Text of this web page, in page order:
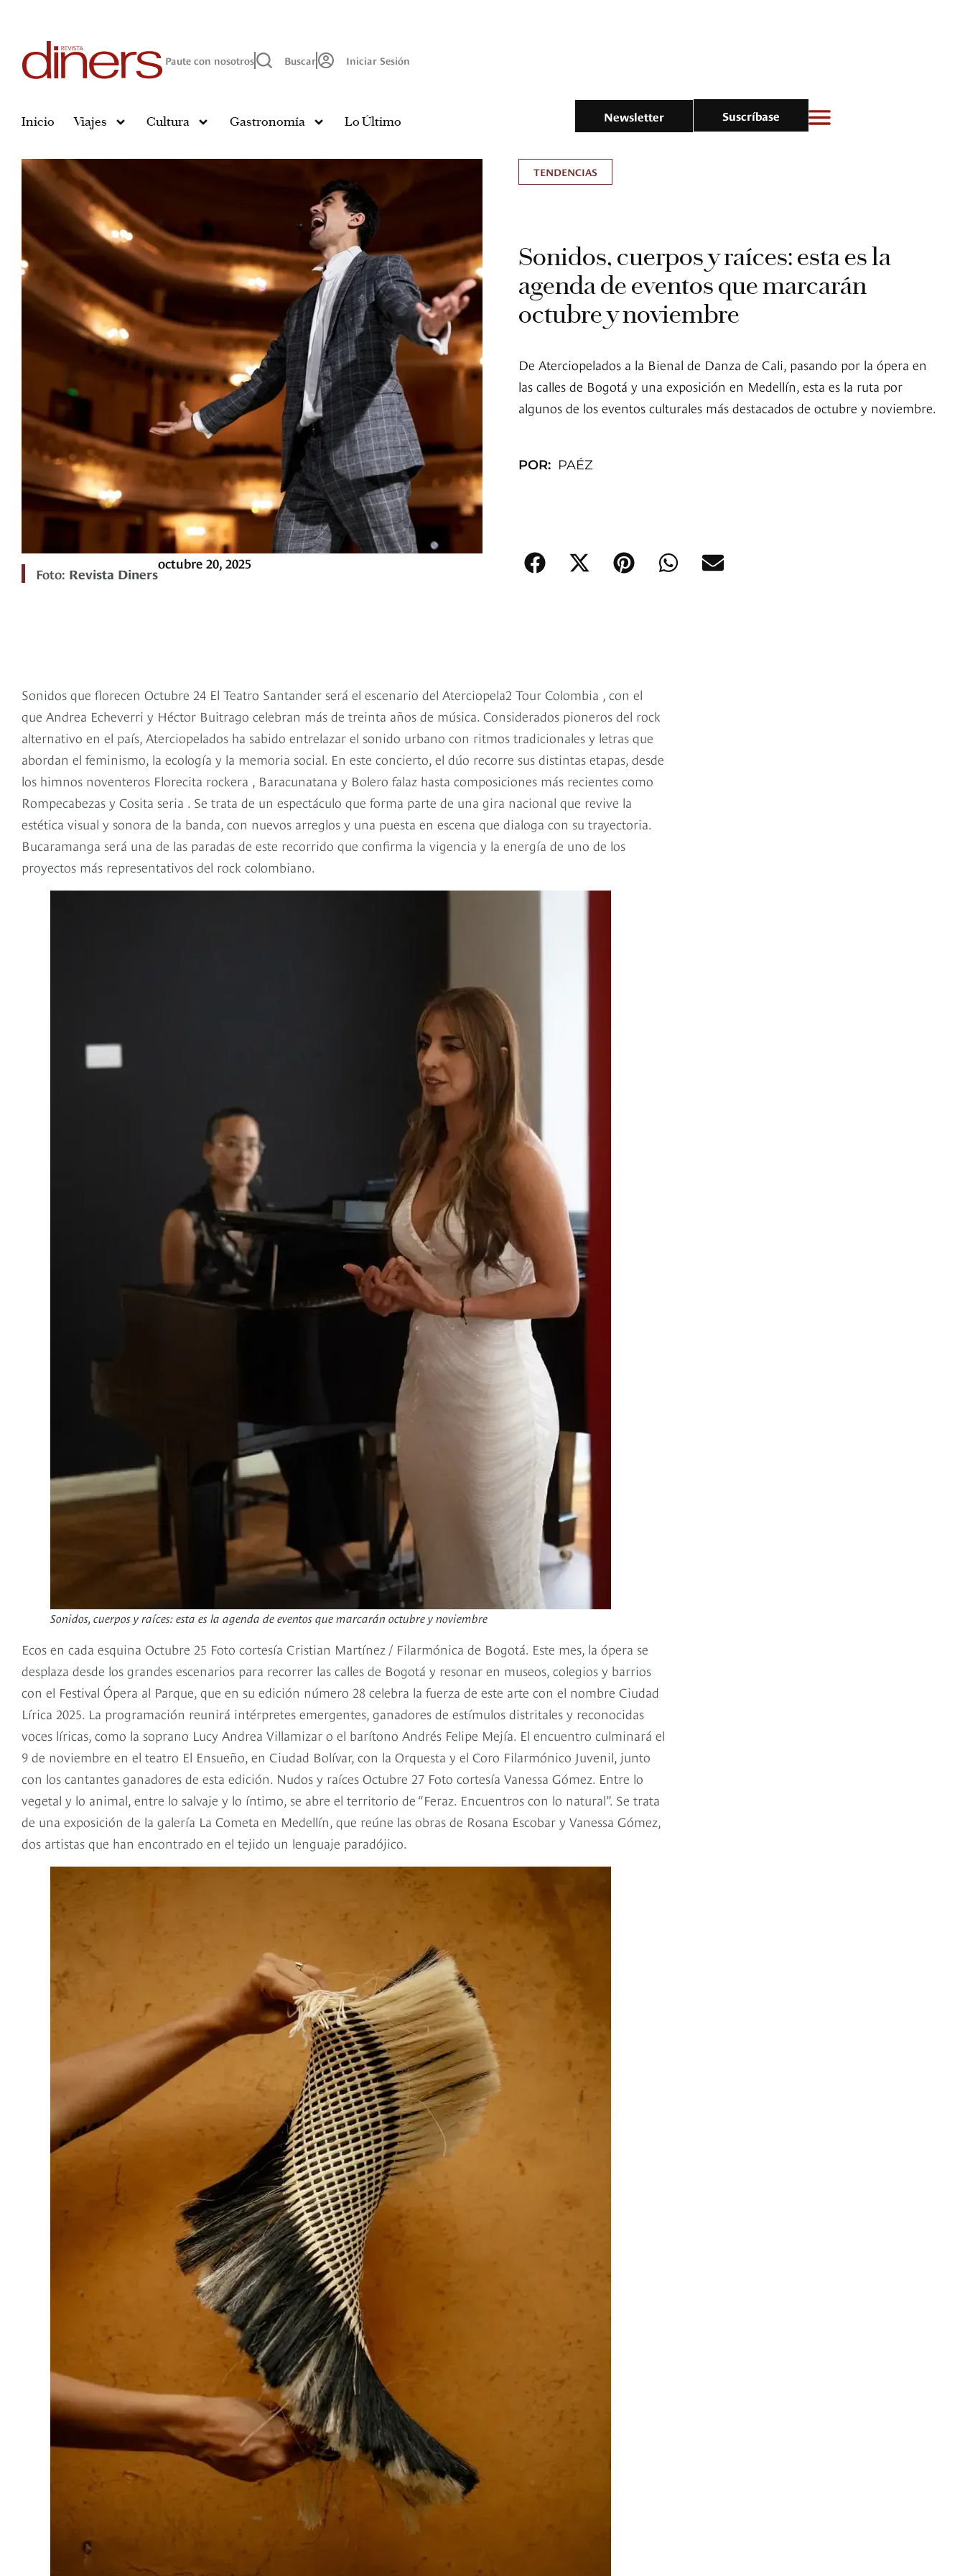
Paute con nosotros Buscar Iniciar Sesión
Inicio Viajes Cultura Gastronomía Lo Último Newsletter Suscríbase
Foto: Revista Diners
octubre 20, 2025
TENDENCIAS
Sonidos, cuerpos y raíces: esta es la
agenda de eventos que marcarán
octubre y noviembre
De Aterciopelados a la Bienal de Danza de Cali, pasando por la ópera en
las calles de Bogotá y una exposición en Medellín, esta es la ruta por
algunos de los eventos culturales más destacados de octubre y noviembre.
POR: PAÉZ
Sonidos que florecen Octubre 24 El Teatro Santander será el escenario del Aterciopela2 Tour Colombia , con el
que Andrea Echeverri y Héctor Buitrago celebran más de treinta años de música. Considerados pioneros del rock
alternativo en el país, Aterciopelados ha sabido entrelazar el sonido urbano con ritmos tradicionales y letras que
abordan el feminismo, la ecología y la memoria social. En este concierto, el dúo recorre sus distintas etapas, desde
los himnos noventeros Florecita rockera , Baracunatana y Bolero falaz hasta composiciones más recientes como
Rompecabezas y Cosita seria . Se trata de un espectáculo que forma parte de una gira nacional que revive la
estética visual y sonora de la banda, con nuevos arreglos y una puesta en escena que dialoga con su trayectoria.
Bucaramanga será una de las paradas de este recorrido que confirma la vigencia y la energía de uno de los
proyectos más representativos del rock colombiano.
Sonidos, cuerpos y raíces: esta es la agenda de eventos que marcarán octubre y noviembre
Ecos en cada esquina Octubre 25 Foto cortesía Cristian Martínez / Filarmónica de Bogotá. Este mes, la ópera se
desplaza desde los grandes escenarios para recorrer las calles de Bogotá y resonar en museos, colegios y barrios
con el Festival Ópera al Parque, que en su edición número 28 celebra la fuerza de este arte con el nombre Ciudad
Lírica 2025. La programación reunirá intérpretes emergentes, ganadores de estímulos distritales y reconocidas
voces líricas, como la soprano Lucy Andrea Villamizar o el barítono Andrés Felipe Mejía. El encuentro culminará el
9 de noviembre en el teatro El Ensueño, en Ciudad Bolívar, con la Orquesta y el Coro Filarmónico Juvenil, junto
con los cantantes ganadores de esta edición. Nudos y raíces Octubre 27 Foto cortesía Vanessa Gómez. Entre lo
vegetal y lo animal, entre lo salvaje y lo íntimo, se abre el territorio de “Feraz. Encuentros con lo natural”. Se trata
de una exposición de la galería La Cometa en Medellín, que reúne las obras de Rosana Escobar y Vanessa Gómez,
dos artistas que han encontrado en el tejido un lenguaje paradójico.